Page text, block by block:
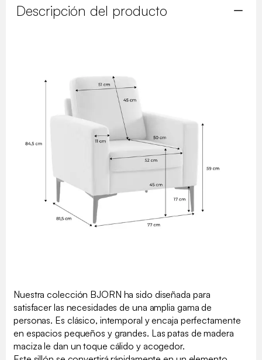
Descripción del producto
Nuestra colección BJORN ha sido diseñada para
satisfacer las necesidades de una amplia gama de
personas. Es clásico, intemporal y encaja perfectamente
en espacios pequeños y grandes. Las patas de madera
maciza le dan un toque cálido y acogedor.